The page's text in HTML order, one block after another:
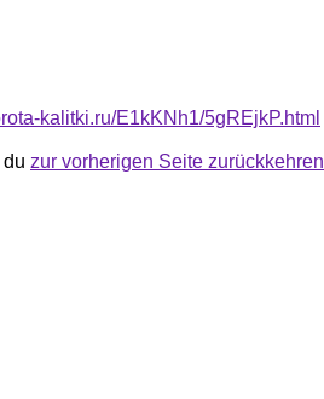
kalitki.ru/E1kKNh1/5gREjkP.html
zur vorherigen Seite zurückkehren